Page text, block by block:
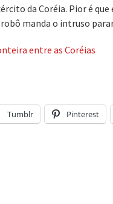
da Coréia. Pior é
manda o intruso
entre as Coréias
Tumblr Pinterest